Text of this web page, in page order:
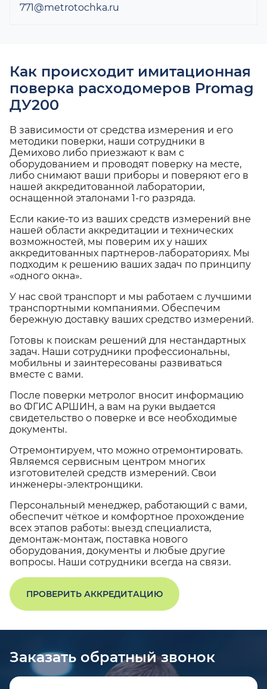
771@metrotochka.ru
Как происходит имитационная
поверка расходомеров Promag
ДУ200
В зависимости от средства измерения и его
методики поверки, наши сотрудники в
Демихово либо приезжают к вам с
оборудованием и проводят поверку на месте,
либо снимают ваши приборы и поверяют его в
нашей аккредитованной лаборатории,
оснащенной эталонами 1-го разряда.
Если какие-то из ваших средств измерений вне
нашей области аккредитации и технических
возможностей, мы поверим их у наших
аккредитованных партнеров-лабораториях. Мы
подходим к решению ваших задач по принципу
«одного окна».
У нас свой транспорт и мы работаем с лучшими
транспортными компаниями. Обеспечим
бережную доставку ваших средство измерений.
Готовы к поискам решений для нестандартных
задач. Наши сотрудники профессиональны,
мобильны и заинтересованы развиваться
вместе с вами.
После поверки метролог вносит информацию
во ФГИС АРШИН, а вам на руки выдается
свидетельство о поверке и все необходимые
документы.
Отремонтируем, что можно отремонтировать.
Являемся сервисным центром многих
изготовителей средств измерений. Свои
инженеры-электронщики.
Персональный менеджер, работающий с вами,
обеспечит чёткое и комфортное прохождение
всех этапов работы: выезд специалиста,
демонтаж-монтаж, поставка нового
оборудования, документы и любые другие
вопросы. Наши сотрудники всегда на связи.
ПРОВЕРИТЬ АККРЕДИТАЦИЮ
Заказать обратный звонок